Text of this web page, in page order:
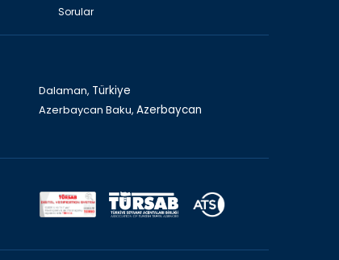
Sorular
Dalaman, Türkiye
Azerbaycan Baku, Azerbaycan